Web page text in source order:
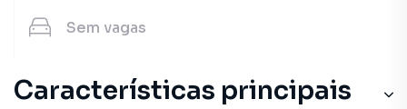
Sem vagas
Características principais